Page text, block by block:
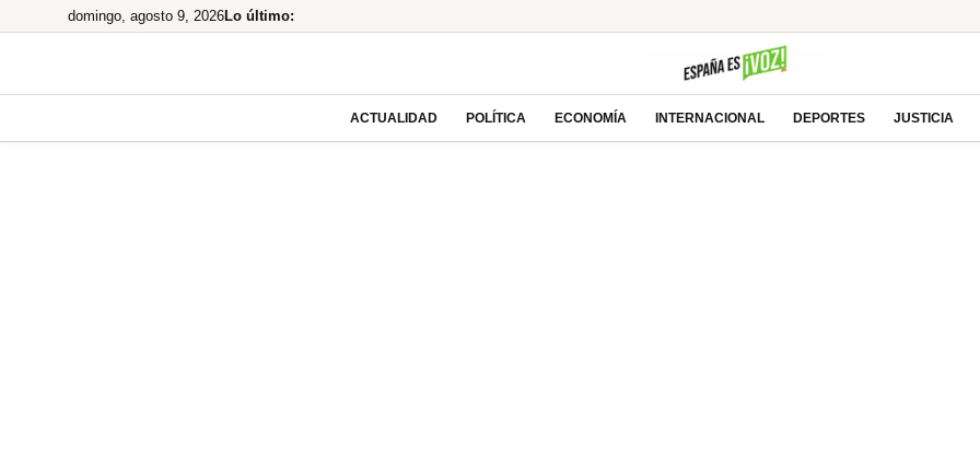
al
domingo, agosto 9, 2026Lo último:
ACTUALIDAD POLÍTICA ECONOMÍA INTERNACIONAL DEPORTES JUSTICIA